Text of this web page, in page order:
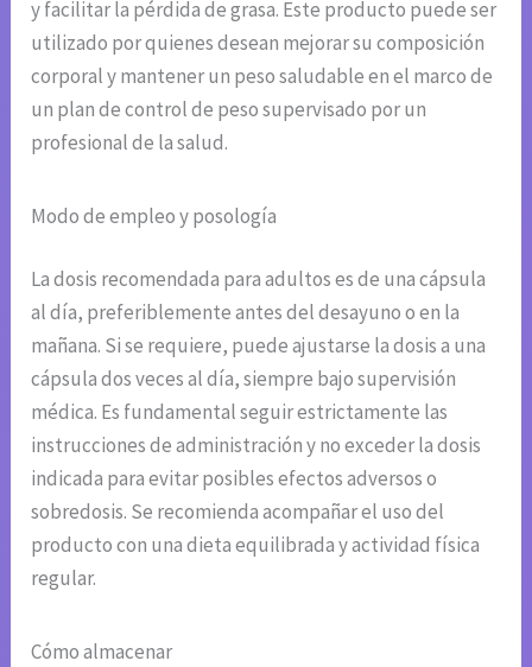
y facilitar la pérdida de grasa. Este producto puede ser
utilizado por quienes desean mejorar su composición
corporal y mantener un peso saludable en el marco de
un plan de control de peso supervisado por un
profesional de la salud.
Modo de empleo y posología
La dosis recomendada para adultos es de una cápsula
al día, preferiblemente antes del desayuno o en la
mañana. Si se requiere, puede ajustarse la dosis a una
cápsula dos veces al día, siempre bajo supervisión
médica. Es fundamental seguir estrictamente las
instrucciones de administración y no exceder la dosis
indicada para evitar posibles efectos adversos o
sobredosis. Se recomienda acompañar el uso del
producto con una dieta equilibrada y actividad física
regular.
Cómo almacenar